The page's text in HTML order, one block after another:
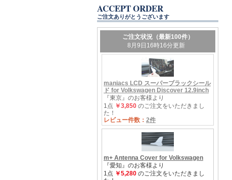
ACCEPT ORDER
ご注文ありがとうございます